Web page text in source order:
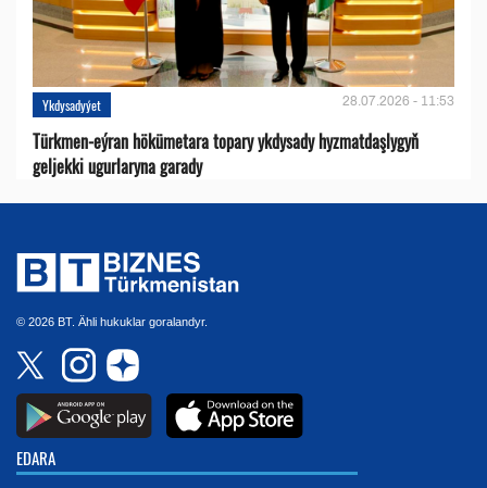
Ykdysadyýet 28.07.2026 - 11:53
Türkmen-eýran hökümetara topary ykdysady hyzmatdaşlygyň
geljekki ugurlaryna garady
© 2026 BT. Ähli hukuklar goralandyr.
EDARA